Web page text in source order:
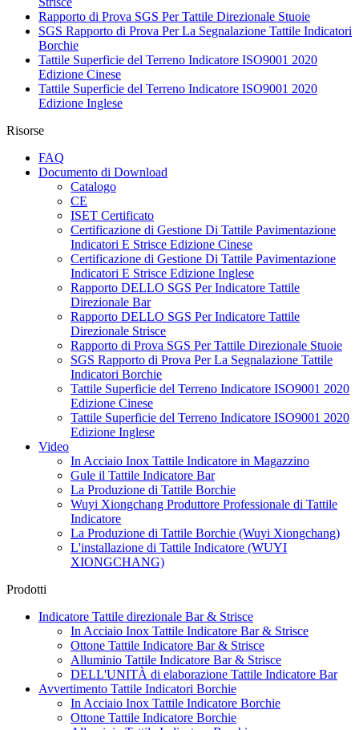
Rapporto di Prova SGS Per Tattile Direzionale Stuoie
SGS Rapporto di Prova Per La Segnalazione Tattile Indicatori
Borchie
Tattile Superficie del Terreno Indicatore ISO9001 2020
Edizione Cinese
Tattile Superficie del Terreno Indicatore ISO9001 2020
Edizione Inglese
Risorse
FAQ
Documento di Download
Catalogo
CE
ISET Certificato
Certificazione di Gestione Di Tattile Pavimentazione
Indicatori E Strisce Edizione Cinese
Certificazione di Gestione Di Tattile Pavimentazione
Indicatori E Strisce Edizione Inglese
Rapporto DELLO SGS Per Indicatore Tattile
Direzionale Bar
Rapporto DELLO SGS Per Indicatore Tattile
Direzionale Strisce
Rapporto di Prova SGS Per Tattile Direzionale Stuoie
SGS Rapporto di Prova Per La Segnalazione Tattile
Indicatori Borchie
Tattile Superficie del Terreno Indicatore ISO9001 2020
Edizione Cinese
Tattile Superficie del Terreno Indicatore ISO9001 2020
Edizione Inglese
Video
In Acciaio Inox Tattile Indicatore in Magazzino
Gule il Tattile Indicatore Bar
La Produzione di Tattile Borchie
Wuyi Xiongchang Produttore Professionale di Tattile
Indicatore
La Produzione di Tattile Borchie (Wuyi Xiongchang)
L'installazione di Tattile Indicatore (WUYI
XIONGCHANG)
Prodotti
Indicatore Tattile direzionale Bar & Strisce
In Acciaio Inox Tattile Indicatore Bar & Strisce
Ottone Tattile Indicatore Bar & Strisce
Alluminio Tattile Indicatore Bar & Strisce
DELL'UNITÀ di elaborazione Tattile Indicatore Bar
Avvertimento Tattile Indicatori Borchie
In Acciaio Inox Tattile Indicatore Borchie
Ottone Tattile Indicatore Borchie